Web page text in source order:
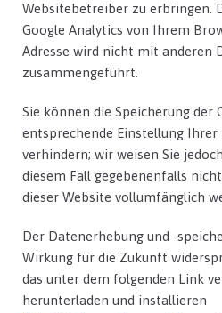
Websitebetreiber zu erbringen.
Google Analytics von Ihrem
Adresse wird nicht mit anderen
zusammengeführt.
Sie können die Speicherung der
entsprechende Einstellung
verhindern; wir weisen Sie
diesem Fall gegebenenfalls
dieser Website vollumfänglich
Der Datenerhebung und -
Wirkung für die Zukunft
das unter dem folgenden Link
herunterladen und installieren